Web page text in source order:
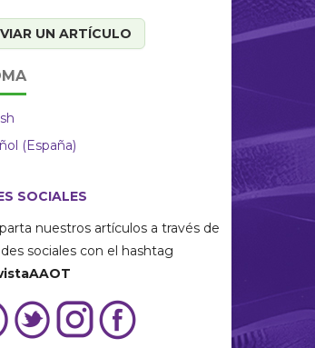
UN ARTÍCULO
(España)
SOCIALES
nuestros artículos a través de
sociales con el hashtag